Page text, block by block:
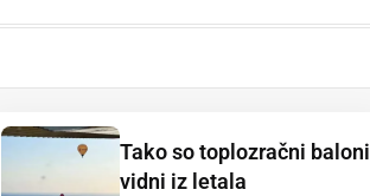
Tako so toplozračni baloni
vidni iz letala